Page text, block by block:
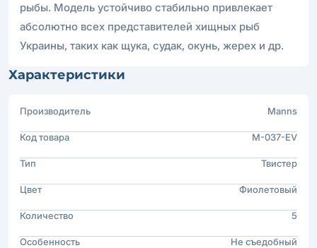
рыбы. Модель устойчиво стабильно привлекает
абсолютно всех представителей хищных рыб
Украины, таких как щука, судак, окунь, жерех и др.
Характеристики
Производитель Manns
Код товара M-037-EV
Тип Твистер
Цвет Фиолетовый
Количество 5
Особенность Не съедобный